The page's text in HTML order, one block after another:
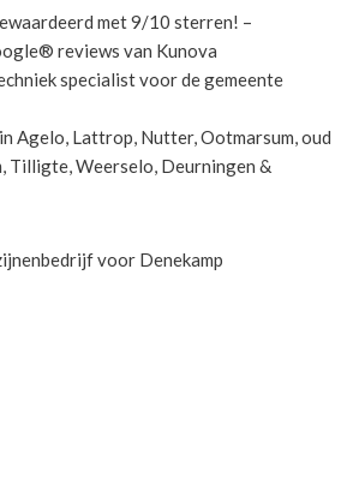
met 9/10 sterren! –
reviews van Kunova
specialist voor de gemeente
Agelo, Lattrop, Nutter, Ootmarsum, oud
Tilligte, Weerselo, Deurningen &
voor Denekamp